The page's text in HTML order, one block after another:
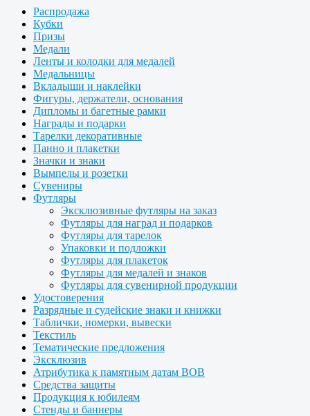
Распродажа
Кубки
Призы
Медали
Ленты и колодки для медалей
Медальницы
Вкладыши и наклейки
Фигуры, держатели, основания
Дипломы и багетные рамки
Награды и подарки
Тарелки декоративные
Панно и плакетки
Значки и знаки
Вымпелы и розетки
Сувениры
Футляры
Эксклюзивные футляры на заказ
Футляры для наград и подарков
Футляры для тарелок
Упаковки и подложки
Футляры для плакеток
Футляры для медалей и знаков
Футляры для сувенирной продукции
Удостоверения
Разрядные и судейские знаки и книжки
Таблички, номерки, вывески
Текстиль
Тематические предложения
Эксклюзив
Атрибутика к памятным датам ВОВ
Средства защиты
Продукция к юбилеям
Стенды и баннеры